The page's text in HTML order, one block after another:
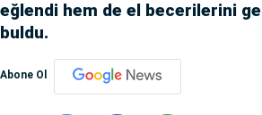
eğlendi hem de el becerilerini
buldu.
Abone Ol